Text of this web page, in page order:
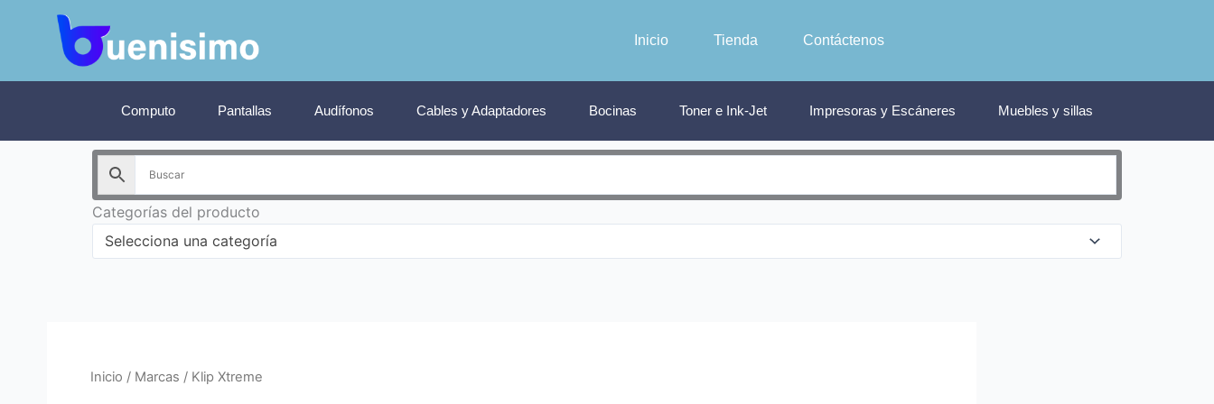
contenido
Inicio Tienda Contáctenos
Computo Pantallas Audífonos Cables y Adaptadores Bocinas Toner e Ink-Jet Impresoras y Escáneres Muebles y sillas
Categorías del producto
Selecciona una categoría
Inicio / Marcas / Klip Xtreme